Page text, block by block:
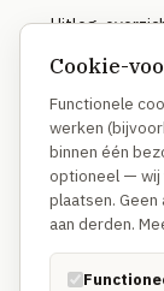
Uitleg-
OVER
Hoe we
Waarom
Methodologie
Disclosure
Cookie-
Functionele
werken
binnen één
optioneel — wij
plaatsen.
aan derden.